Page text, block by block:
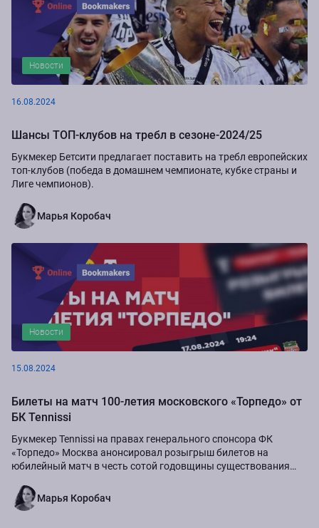
Новости
16.08.2024
Шансы ТОП-клубов на требл в сезоне-2024/25
Букмекер Бетсити предлагает поставить на требл европейских
топ-клубов (победа в домашнем чемпионате, кубке страны и
Лиге чемпионов).
Марья Коробач
Новости
15.08.2024
Билеты на матч 100-летия московского «Торпедо» от
БК Tennissi
Букмекер Tennissi на правах генерального спонсора ФК
«Торпедо» Москва анонсировал розыгрыш билетов на
юбилейный матч в честь сотой годовщины существования
Марья Коробач